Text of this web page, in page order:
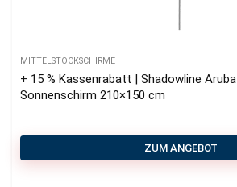
MITTELSTOCKSCHIRME
+ 15 % Kassenrabatt | Shadowline Aruba
Sonnenschirm 210×150 cm
ZUM ANGEBOT